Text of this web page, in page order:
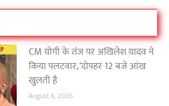
CM योगी के तंज पर अखिलेश य़ादव ने
किया पलटवार, ‘दोपहर 12 बजे आंख
खुलती है
August 8, 2026